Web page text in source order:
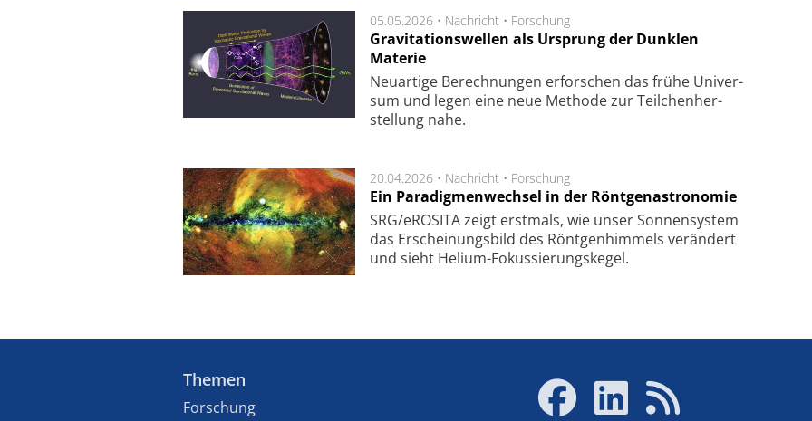
05.05.2026 • Nachricht • Forschung
Gravitationswellen als Ursprung der Dunklen
Materie
Neu­artige Be­rech­nung­en er­for­schen das frü­he Uni­ver­
sum und legen eine neue Me­tho­de zur Teil­chen­her­
stel­lung nahe.
20.04.2026 • Nachricht • Forschung
Ein Paradigmenwechsel in der Röntgenastronomie
SRG/eROSITA zeigt erst­mals, wie unser Son­nen­sys­tem
das Er­schei­nungs­bild des Rönt­gen­him­mels ver­än­dert
und sieht Helium-Fokus­sie­rungs­ke­gel.
Themen
Forschung